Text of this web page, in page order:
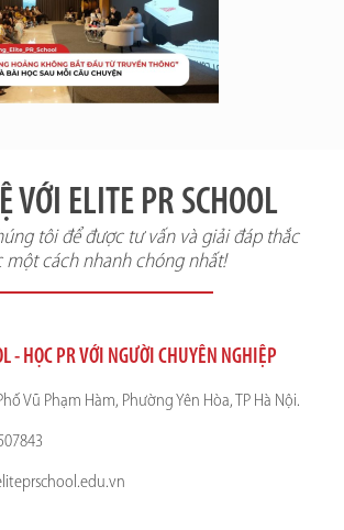
VỚI ELITE PR SCHOOL
tôi để được tư vấn và giải đáp thắc
một cách nhanh chóng nhất!
- HỌC PR VỚI NGƯỜI CHUYÊN NGHIỆP
Vũ Phạm Hàm, Phường Yên Hòa, TP Hà Nội.